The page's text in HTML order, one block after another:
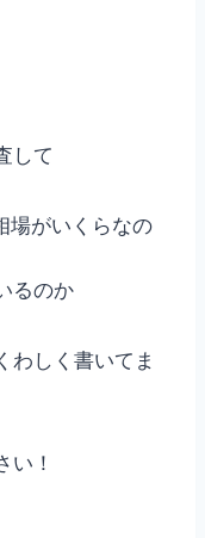
して
場がいくらなの
るのか
わしく書いてま
い！